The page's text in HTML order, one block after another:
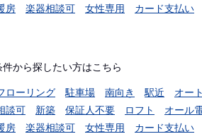
房 楽器相談可 女性専用 カード支払い
から探したい方はこちら
ローリング 駐車場 南向き 駅近 オー
談可 新築 保証人不要 ロフト オール
房 楽器相談可 女性専用 カード支払い